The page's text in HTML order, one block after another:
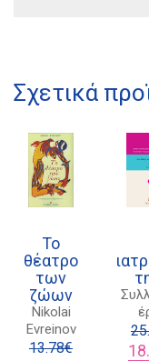
Σχετικά
Το
θέατρο
των
ζώων
Nikolai
Evreinov
13.78€